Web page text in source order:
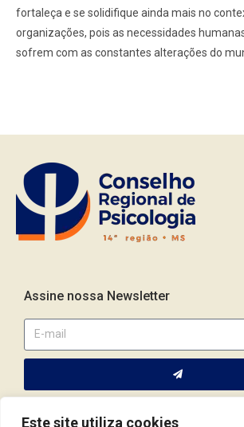
Este site utiliza cookies
fortaleça e se solidifique ainda mais no
organizações, pois as necessidades
sofrem com as constantes alterações do
Assine nossa Newsletter